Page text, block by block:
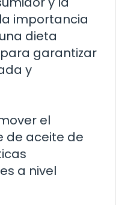
importancia
dieta
garantizar
y
el
de aceite de
a nivel